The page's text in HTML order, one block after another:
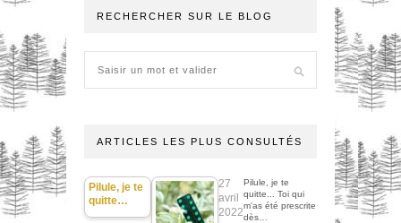
RECHERCHER SUR LE BLOG
ARTICLES LES PLUS CONSULTÉS
Pilule, je te
quitte…
27
avril
2022
Pilule, je te
quitte... Toi qui
m'as été prescrite
dès…